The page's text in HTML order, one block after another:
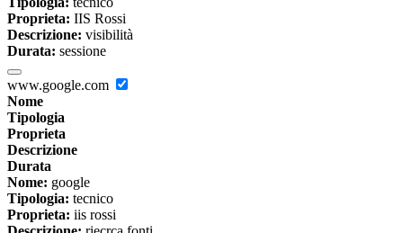
Proprieta: IIS Rossi
Descrizione: visibilità
Durata: sessione
www.google.com
Nome
Tipologia
Proprieta
Descrizione
Durata
Nome: google
Tipologia: tecnico
Proprieta: iis rossi